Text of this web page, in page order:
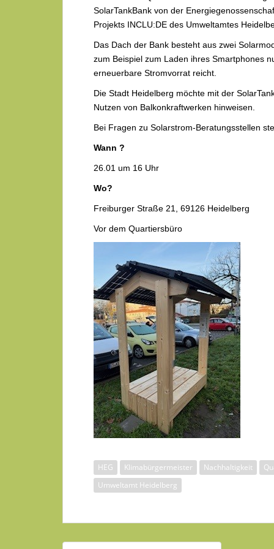
SolarTankBank von der
Projekts INCLU:DE des Umweltamtes
Das Dach der Bank besteht aus zwei
zum Beispiel zum Laden ihres Smartphones
erneuerbare Stromvorrat reicht.
Die Stadt Heidelberg möchte mit der
Nutzen von Balkonkraftwerken hinweisen.
Bei Fragen zu Solarstrom-Beratungsstellen
Wann ?
26.01 um 16 Uhr
Wo?
Freiburger Straße 21, 69126 Heidelberg
Vor dem Quartiersbüro
HEG Klimabürgermeister Nachhaltigkeit
Umweltamt Heidelberg